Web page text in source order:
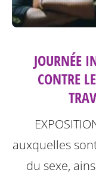
JOURNÉE
CONTRE
auxquelles
du sexe,